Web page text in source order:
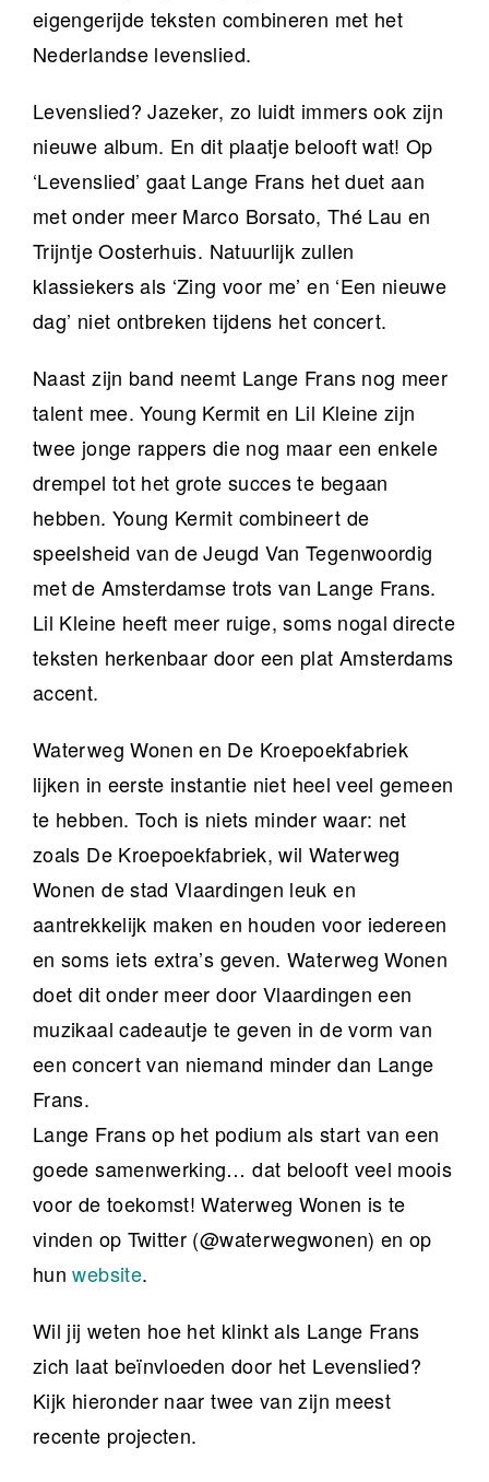
eigengerijde teksten combineren met het
Nederlandse levenslied.
Levenslied? Jazeker, zo luidt immers ook zijn
nieuwe album. En dit plaatje belooft wat! Op
‘Levenslied’ gaat Lange Frans het duet aan
met onder meer Marco Borsato, Thé Lau en
Trijntje Oosterhuis. Natuurlijk zullen
klassiekers als ‘Zing voor me’ en ‘Een nieuwe
dag’ niet ontbreken tijdens het concert.
Naast zijn band neemt Lange Frans nog meer
talent mee. Young Kermit en Lil Kleine zijn
twee jonge rappers die nog maar een enkele
drempel tot het grote succes te begaan
hebben. Young Kermit combineert de
speelsheid van de Jeugd Van Tegenwoordig
met de Amsterdamse trots van Lange Frans.
Lil Kleine heeft meer ruige, soms nogal directe
teksten herkenbaar door een plat Amsterdams
accent.
Waterweg Wonen en De Kroepoekfabriek
lijken in eerste instantie niet heel veel gemeen
te hebben. Toch is niets minder waar: net
zoals De Kroepoekfabriek, wil Waterweg
Wonen de stad Vlaardingen leuk en
aantrekkelijk maken en houden voor iedereen
en soms iets extra’s geven. Waterweg Wonen
doet dit onder meer door Vlaardingen een
muzikaal cadeautje te geven in de vorm van
een concert van niemand minder dan Lange
Frans.
Lange Frans op het podium als start van een
goede samenwerking… dat belooft veel moois
voor de toekomst! Waterweg Wonen is te
vinden op Twitter (@waterwegwonen) en op
hunwebsite.
Wil jij weten hoe het klinkt als Lange Frans
zich laat beïnvloeden door het Levenslied?
Kijk hieronder naar twee van zijn meest
recente projecten.